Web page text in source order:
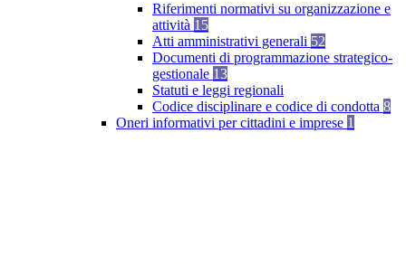
Riferimenti normativi su organizzazione e
attività 15
Atti amministrativi generali 52
Documenti di programmazione strategico-
gestionale 13
Statuti e leggi regionali
Codice disciplinare e codice di condotta 8
Oneri informativi per cittadini e imprese 1